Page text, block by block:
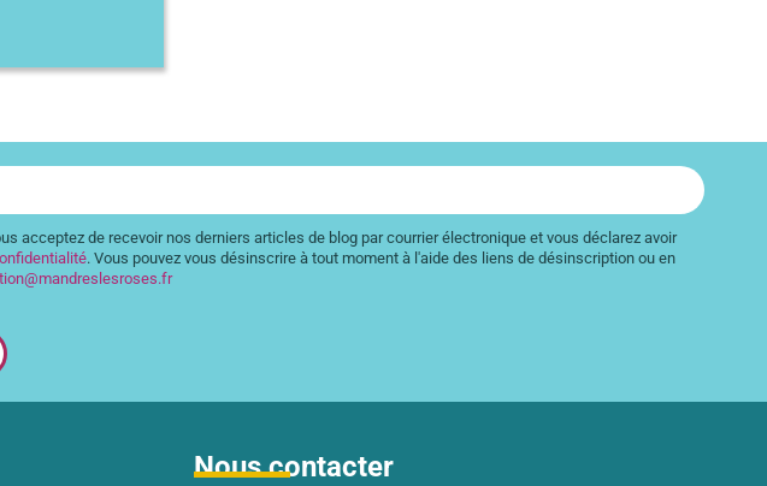
acceptez de recevoir nos derniers articles de blog par courrier électronique et vous déclarez avoir
. Vous pouvez vous désinscrire à tout moment à l'aide des liens de désinscription ou en
Nous contacter